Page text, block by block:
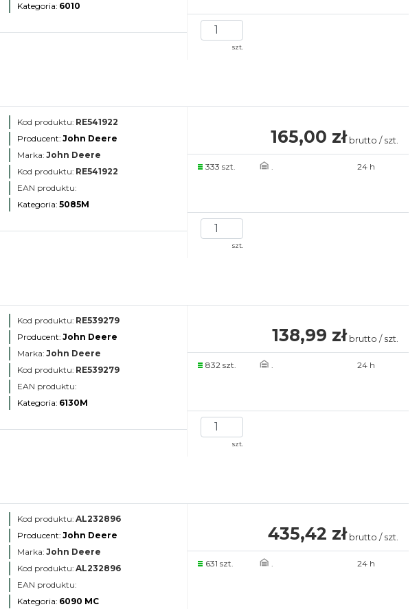
Kategoria: 6010
szt.
Kod produktu: RE541922
Producent: John Deere
Marka: John Deere
Kod produktu: RE541922
EAN produktu:
Kategoria: 5085M
165,00 zł brutto / szt.
333 szt. . 24 h
szt.
Kod produktu: RE539279
Producent: John Deere
Marka: John Deere
Kod produktu: RE539279
EAN produktu:
Kategoria: 6130M
138,99 zł brutto / szt.
832 szt. . 24 h
szt.
Kod produktu: AL232896
Producent: John Deere
Marka: John Deere
Kod produktu: AL232896
EAN produktu:
Kategoria: 6090 MC
435,42 zł brutto / szt.
631 szt. . 24 h